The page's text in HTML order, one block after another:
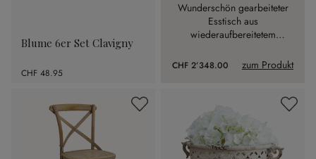
Blume 6er Set Clavigny
CHF 48.95
Wunderschön gearbeiteter
Esstisch aus
wiederaufbereitetem
fünf zusätzliche Platten mit
CHF 2’348.00 zum Produkt